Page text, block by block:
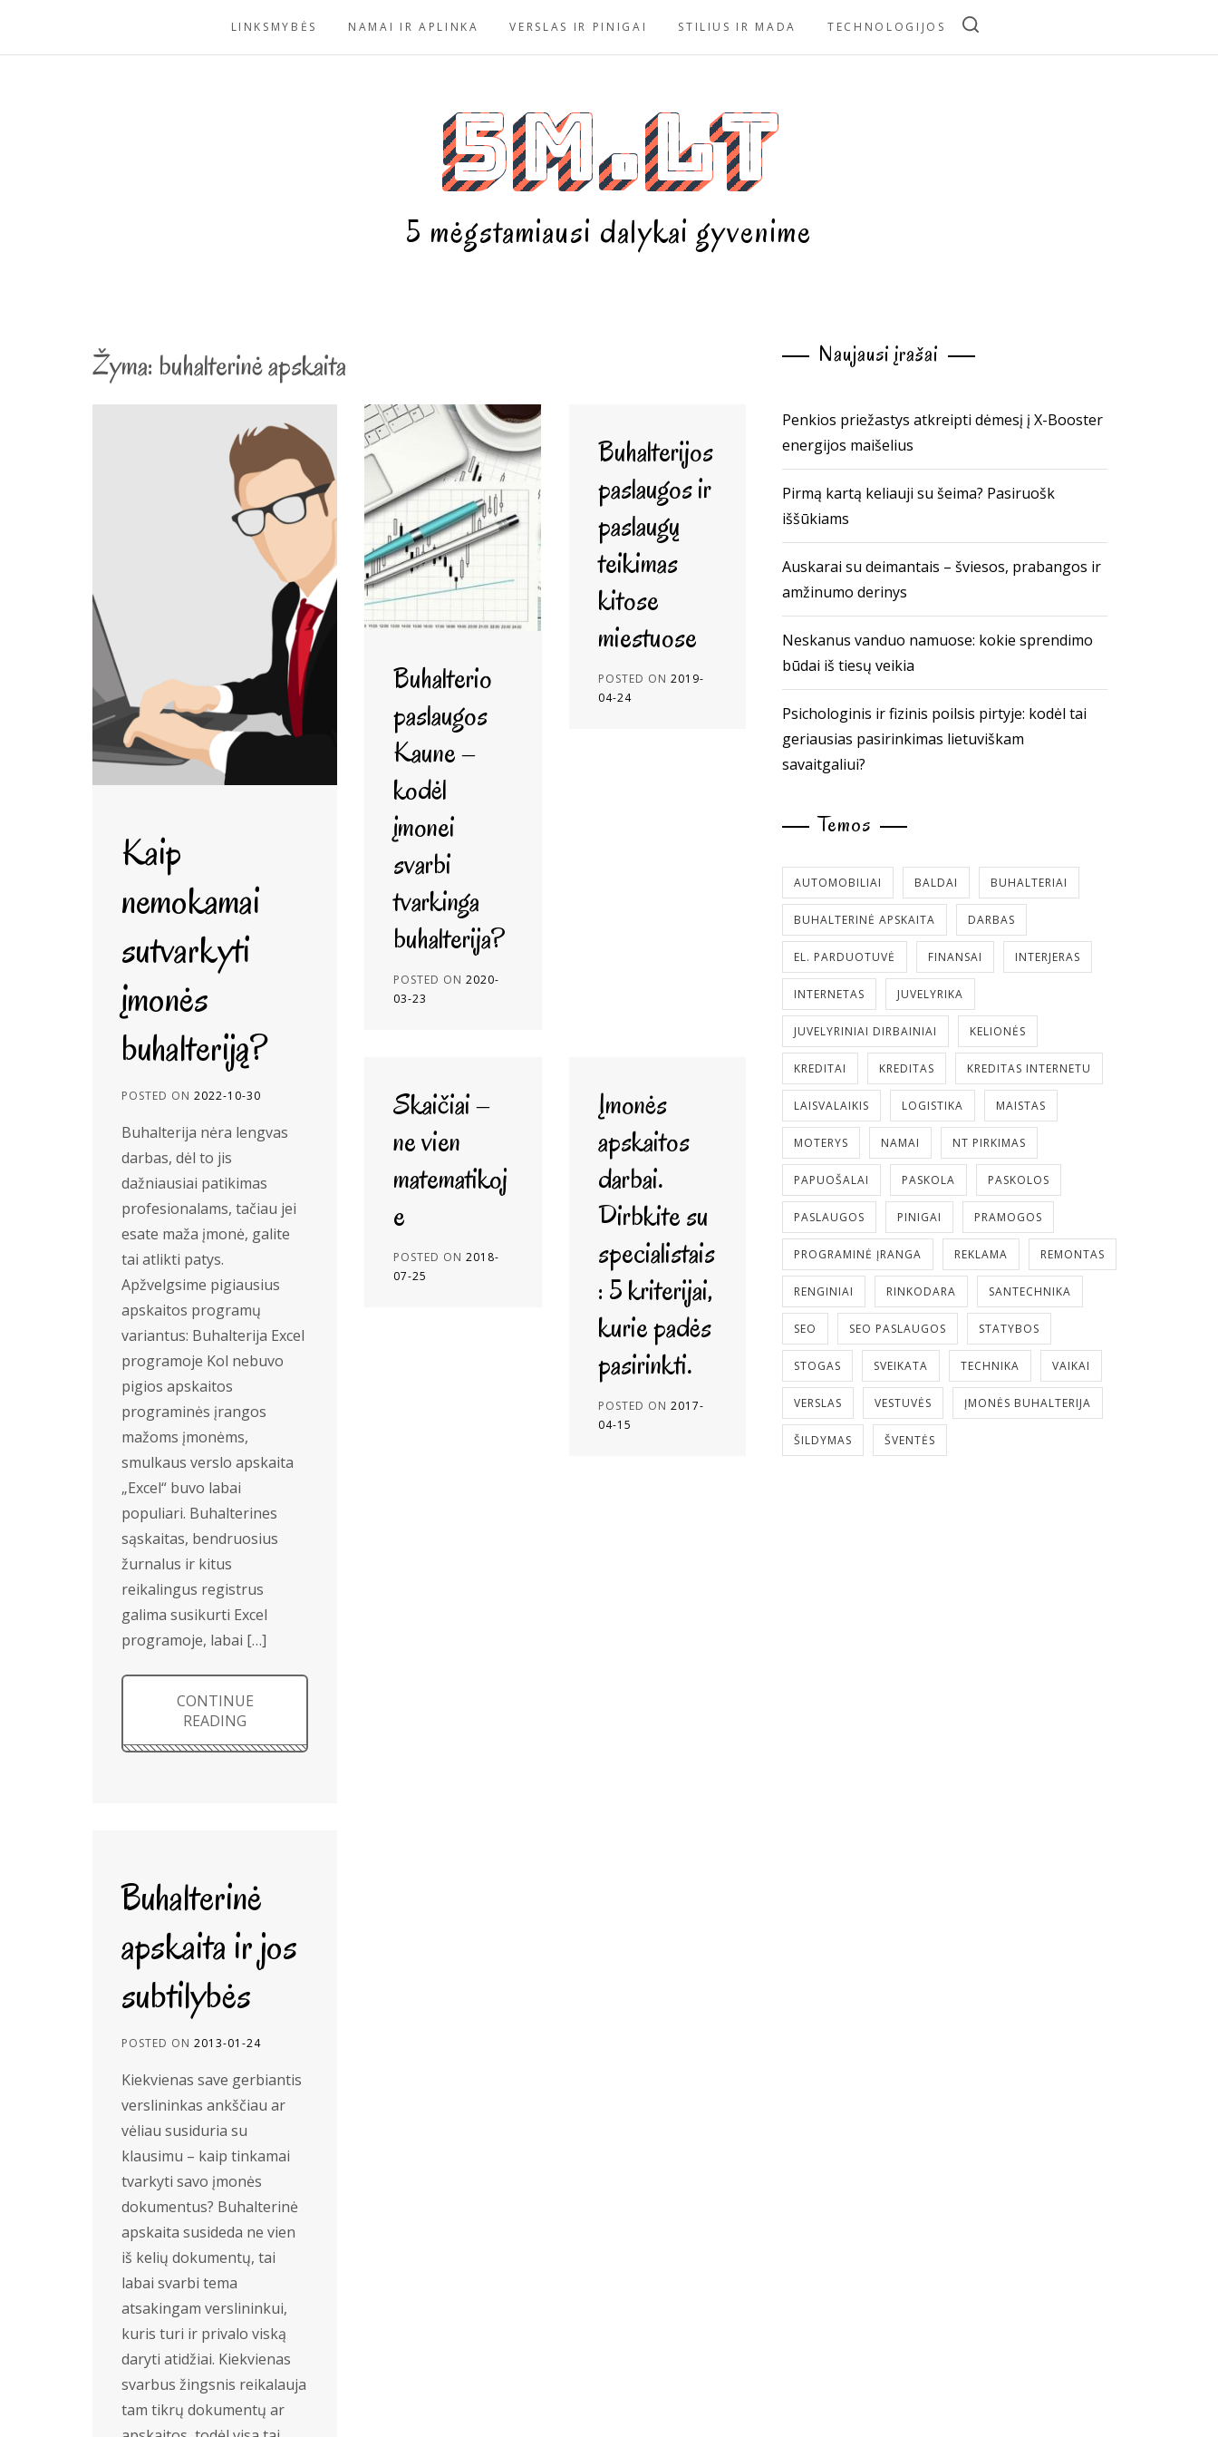
LINKSMYBĖS NAMAI IR APLINKA VERSLAS IR PINIGAI STILIUS IR MADA TECHNOLOGIJOS
5m.lt
5 mėgstamiausi dalykai gyvenime
Žyma: buhalterinė apskaita
Kaip
nemokamai
sutvarkyti
įmonės
buhalteriją?
POSTED ON 2022-10-30
Buhalterija nėra lengvas
darbas, dėl to jis
dažniausiai patikimas
profesionalams, tačiau jei
esate maža įmonė, galite
tai atlikti patys.
Apžvelgsime pigiausius
apskaitos programų
variantus: Buhalterija Excel
programoje Kol nebuvo
pigios apskaitos
programinės įrangos
mažoms įmonėms,
smulkaus verslo apskaita
„Excel“ buvo labai
populiari. Buhalterines
sąskaitas, bendruosius
žurnalus ir kitus
reikalingus registrus
galima susikurti Excel
programoje, labai […]
CONTINUE
READING
Buhalterio
paslaugos
Kaune –
kodėl
įmonei
svarbi
tvarkinga
buhalterija?
POSTED ON2020-
03-23
Buhalterijos
paslaugos ir
paslaugų
teikimas
kitose
miestuose
POSTED ON 2019-
04-24
Skaičiai –
ne vien
matematikoj
e
POSTED ON2018-
07-25
Įmonės
apskaitos
darbai.
Dirbkite su
specialistais
: 5 kriterijai,
kurie padės
pasirinkti.
POSTED ON 2017-
04-15
Buhalterinė
apskaita ir jos
subtilybės
POSTED ON 2013-01-24
Kiekvienas save gerbiantis
verslininkas ankščiau ar
vėliau susiduria su
klausimu – kaip tinkamai
tvarkyti savo įmonės
dokumentus? Buhalterinė
apskaita susideda ne vien
iš kelių dokumentų, tai
labai svarbi tema
atsakingam verslininkui,
kuris turi ir privalo viską
daryti atidžiai. Kiekvienas
svarbus žingsnis reikalauja
tam tikrų dokumentų ar
Naujausi įrašai
Penkios priežastys atkreipti dėmesį į X-Booster
energijos maišelius
Pirmą kartą keliauji su šeima? Pasiruošk
iššūkiams
Auskarai su deimantais – šviesos, prabangos ir
amžinumo derinys
Neskanus vanduo namuose: kokie sprendimo
būdai iš tiesų veikia
Psichologinis ir fizinis poilsis pirtyje: kodėl tai
geriausias pasirinkimas lietuviškam
savaitgaliui?
Temos
AUTOMOBILIAI BALDAI BUHALTERIAI
BUHALTERINĖ APSKAITA DARBAS
EL. PARDUOTUVĖ FINANSAI INTERJERAS
INTERNETAS JUVELYRIKA
JUVELYRINIAI DIRBAINIAI KELIONĖS
KREDITAI KREDITAS KREDITAS INTERNETU
LAISVALAIKIS LOGISTIKA MAISTAS
MOTERYS NAMAI NT PIRKIMAS
PAPUOŠALAI PASKOLA PASKOLOS
PASLAUGOS PINIGAI PRAMOGOS
PROGRAMINĖ ĮRANGA REKLAMA REMONTAS
RENGINIAI RINKODARA SANTECHNIKA
SEO SEO PASLAUGOS STATYBOS
STOGAS SVEIKATA TECHNIKA VAIKAI
VERSLAS VESTUVĖS ĮMONĖS BUHALTERIJA
ŠILDYMAS ŠVENTĖS